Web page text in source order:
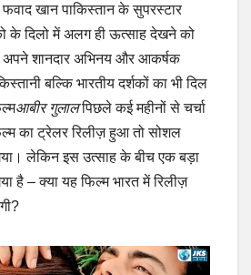
फवाद खान पाकिस्तान के सुपरस्टार
के दिलो में अलग ही ऊत्साह देखने को
अपने शानदार अभिनय और आकर्षक
बल्कि भारतीय दर्शकों का भी दिल
आबीर गुलालपिछले कई महीनों से चर्चा
का ट्रेलर रिलीज़ हुआ तो सोशल
लेकिन इस उत्साह के बीच एक बड़ा
है – क्या यह फिल्म भारत में रिलीज़